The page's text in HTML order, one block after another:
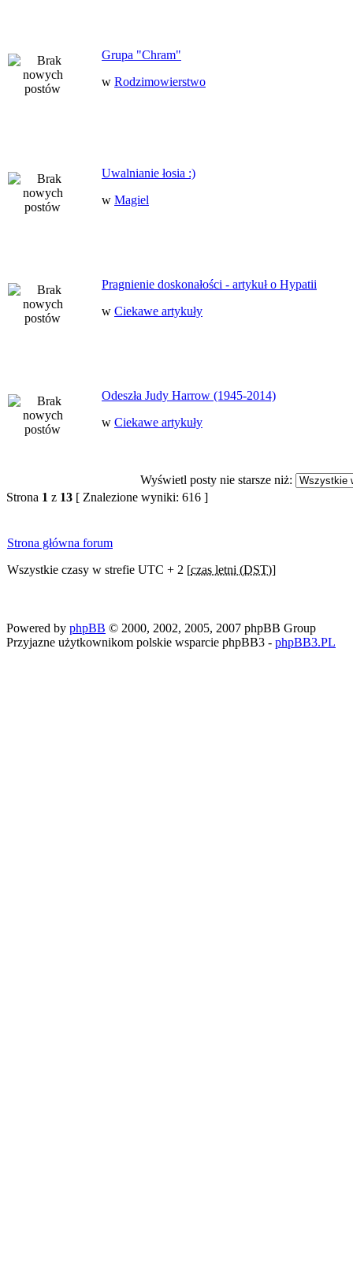
Grupa "Chram"
w Rodzimowierstwo
Uwalnianie łosia :)
w Magiel
Pragnienie doskonałości - artykuł o Hypatii
w Ciekawe artykuły
Odeszła Judy Harrow (1945-2014)
w Ciekawe artykuły
Wyświetl posty nie starsze niż:
Strona 1 z 13 [ Znalezione wyniki: 616 ]
Strona główna forum
Wszystkie czasy w strefie UTC + 2 [czas letni (DST)]
Powered by phpBB © 2000, 2002, 2005, 2007 phpBB Group
Przyjazne użytkownikom polskie wsparcie phpBB3 - phpBB3.PL